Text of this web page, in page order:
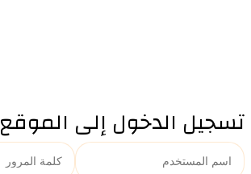
تسجيل الدخول إلى الموقع